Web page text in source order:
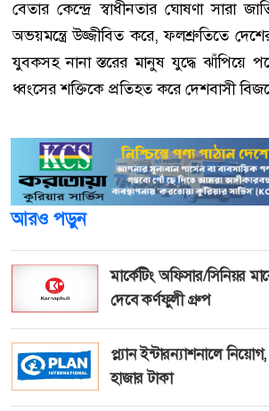
বেতার কেন্দ্রে স্বাধীনতার ঘোষণা সারা
অভয়মন্ত্রে উজ্জীবিত করে, ফলশ্রুতিতে
যুবকসহ নানা স্তরের মানুষ যুদ্ধে ঝাঁপিয়ে
ধ্বংসের শক্তিকে প্রতিহত করে দেশবাসী
আরও পড়ুন
মার্কেটিং অফিসার/সিনিয়র
দেবে কর্ণফুলী গ্রুপ
প্ল্যান ইন্টারন্যাশনালে
হাজার টাকা